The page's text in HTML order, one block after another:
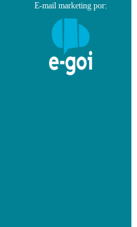
E-mail marketing por: